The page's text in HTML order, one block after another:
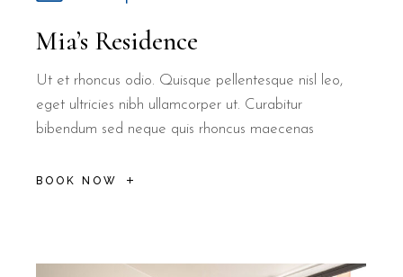
Mia’s Residence
Ut et rhoncus odio. Quisque pellentesque nisl leo,
eget ultricies nibh ullamcorper ut. Curabitur
bibendum sed neque quis rhoncus maecenas
BOOK NOW